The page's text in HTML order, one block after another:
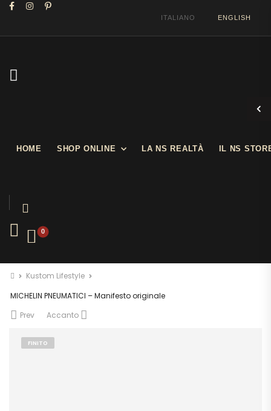
ITALIANO ENGLISH
HOME SHOP ONLINE LA NS REALTÀ IL NS
0
Kustom Lifestyle
MICHELIN PNEUMATICI – Manifesto originale
Prev
Accanto
FINITO